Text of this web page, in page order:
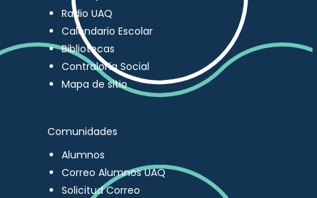
Radio UAQ
Calendario Escolar
Bibliotecas
Contraloría Social
Mapa de sitio
Comunidades
Alumnos
Correo Alumnos UAQ
Solicitud Correo